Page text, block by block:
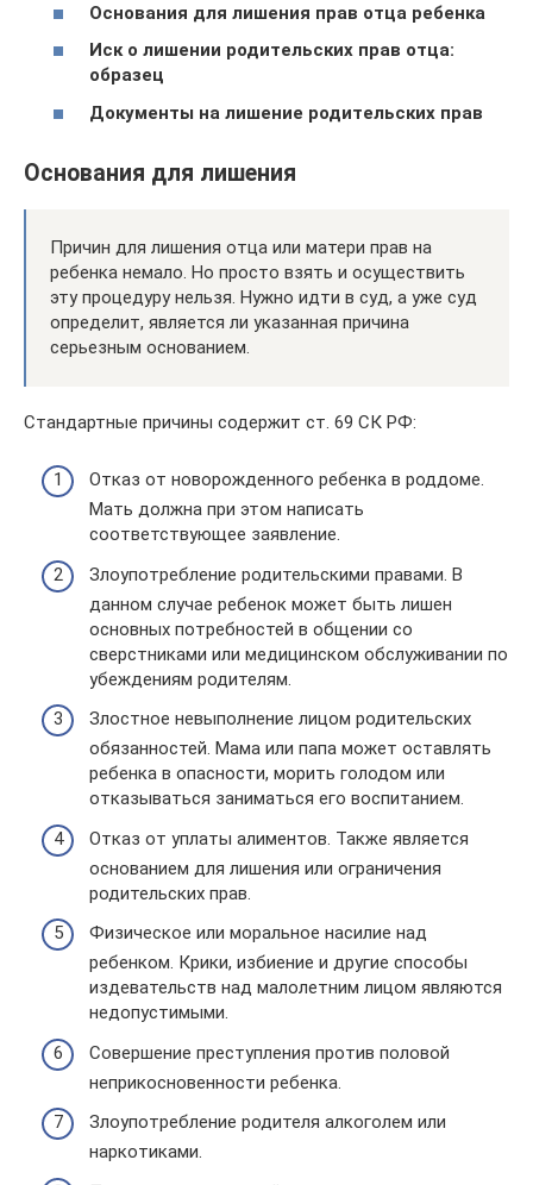
Основания для лишения прав отца ребенка
Иск о лишении родительских прав отца:
образец
Документы на лишение родительских прав
Основания для лишения
Причин для лишения отца или матери прав на
ребенка немало. Но просто взять и осуществить
эту процедуру нельзя. Нужно идти в суд, а уже суд
определит, является ли указанная причина
серьезным основанием.
Стандартные причины содержит ст. 69 СК РФ:
Отказ от новорожденного ребенка в роддоме.
Мать должна при этом написать
соответствующее заявление.
Злоупотребление родительскими правами. В
данном случае ребенок может быть лишен
основных потребностей в общении со
сверстниками или медицинском обслуживании по
убеждениям родителям.
Злостное невыполнение лицом родительских
обязанностей. Мама или папа может оставлять
ребенка в опасности, морить голодом или
отказываться заниматься его воспитанием.
Отказ от уплаты алиментов. Также является
основанием для лишения или ограничения
родительских прав.
Физическое или моральное насилие над
ребенком. Крики, избиение и другие способы
издевательств над малолетним лицом являются
недопустимыми.
Совершение преступления против половой
неприкосновенности ребенка.
Злоупотребление родителя алкоголем или
наркотиками.